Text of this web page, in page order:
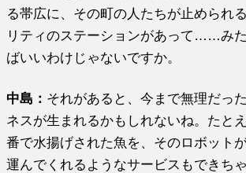
る帯広に、その町の人たちが止められ
リティのステーションがあって……み
ばいいわけじゃないですか。
中島： それがあると、今まで無理だっ
ネスが生まれるかもしれないね。たと
番で水揚げされた魚を、そのロボット
運んでくれるようなサービスもできち